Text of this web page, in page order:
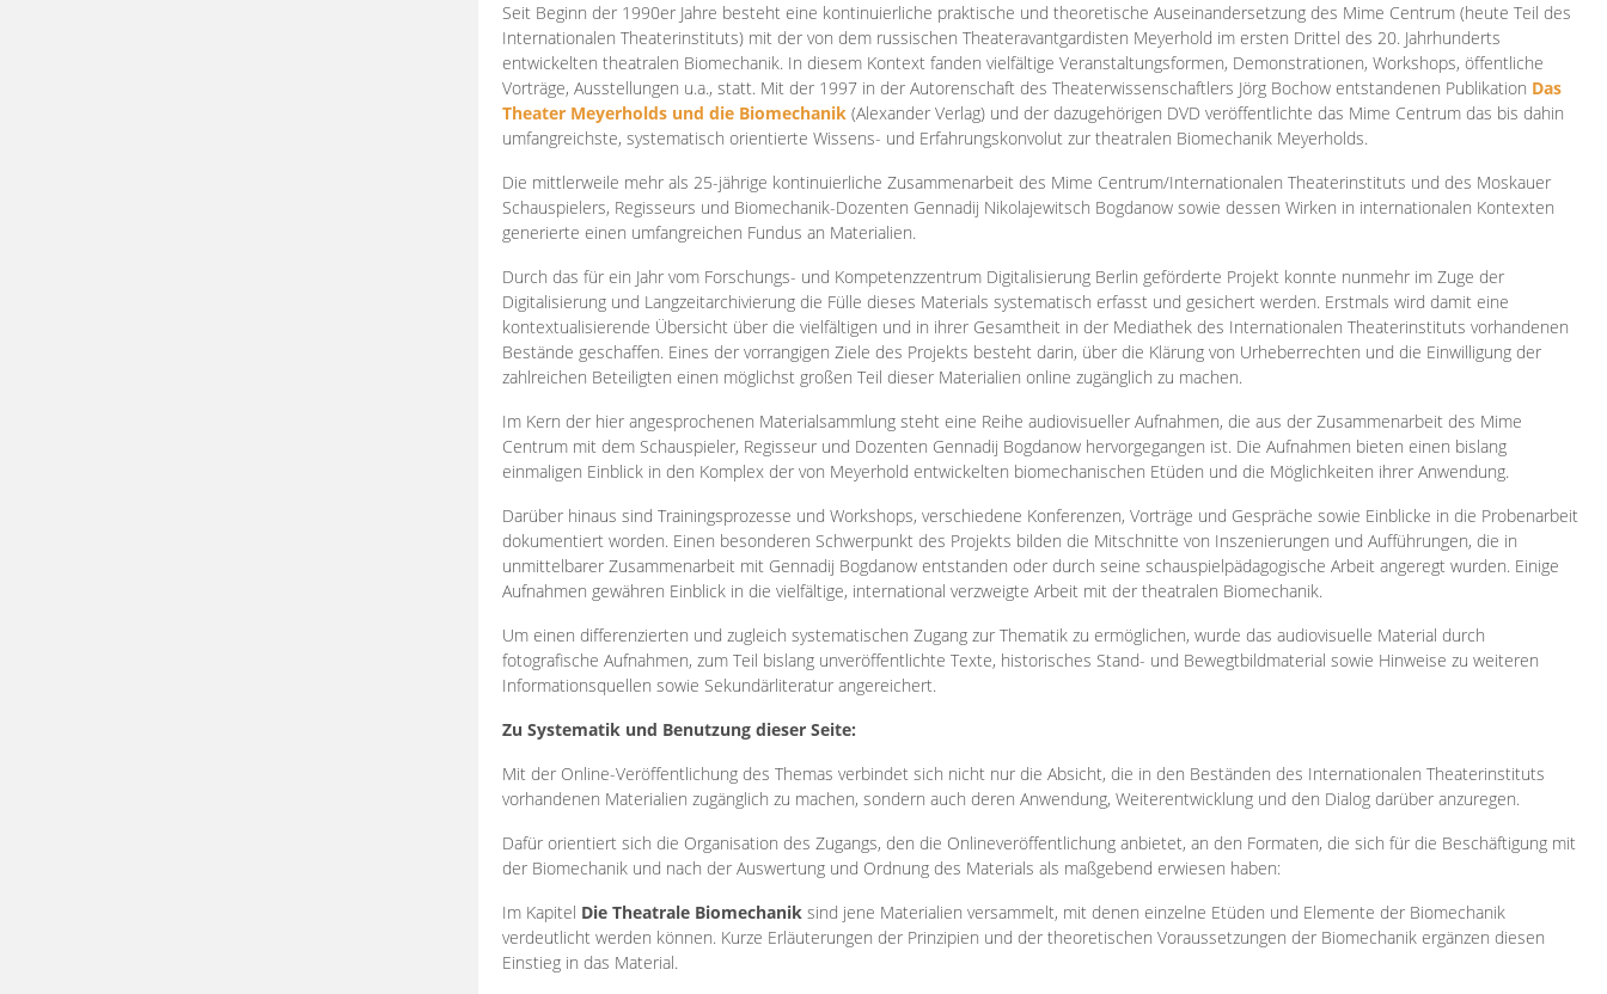
Seit Beginn der 1990er Jahre besteht eine kontinuierliche praktische und theoretische Auseinandersetzung des Mime Centrum (heute Teil des
Internationalen Theaterinstituts) mit der von dem russischen Theateravantgardisten Meyerhold im ersten Drittel des 20. Jahrhunderts
entwickelten theatralen Biomechanik. In diesem Kontext fanden vielfältige Veranstaltungsformen, Demonstrationen, Workshops, öffentliche
Vorträge, Ausstellungen u.a., statt. Mit der 1997 in der Autorenschaft des Theaterwissenschaftlers Jörg Bochow entstandenen Publikation Das
Theater Meyerholds und die Biomechanik (Alexander Verlag) und der dazugehörigen DVD veröffentlichte das Mime Centrum das bis dahin
umfangreichste, systematisch orientierte Wissens- und Erfahrungskonvolut zur theatralen Biomechanik Meyerholds.
Die mittlerweile mehr als 25-jährige kontinuierliche Zusammenarbeit des Mime Centrum/Internationalen Theaterinstituts und des Moskauer
Schauspielers, Regisseurs und Biomechanik-Dozenten Gennadij Nikolajewitsch Bogdanow sowie dessen Wirken in internationalen Kontexten
generierte einen umfangreichen Fundus an Materialien.
Durch das für ein Jahr vom Forschungs- und Kompetenzzentrum Digitalisierung Berlin geförderte Projekt konnte nunmehr im Zuge der
Digitalisierung und Langzeitarchivierung die Fülle dieses Materials systematisch erfasst und gesichert werden. Erstmals wird damit eine
kontextualisierende Übersicht über die vielfältigen und in ihrer Gesamtheit in der Mediathek des Internationalen Theaterinstituts vorhandenen
Bestände geschaffen. Eines der vorrangigen Ziele des Projekts besteht darin, über die Klärung von Urheberrechten und die Einwilligung der
zahlreichen Beteiligten einen möglichst großen Teil dieser Materialien online zugänglich zu machen.
Im Kern der hier angesprochenen Materialsammlung steht eine Reihe audiovisueller Aufnahmen, die aus der Zusammenarbeit des Mime
Centrum mit dem Schauspieler, Regisseur und Dozenten Gennadij Bogdanow hervorgegangen ist. Die Aufnahmen bieten einen bislang
einmaligen Einblick in den Komplex der von Meyerhold entwickelten biomechanischen Etüden und die Möglichkeiten ihrer Anwendung.
Darüber hinaus sind Trainingsprozesse und Workshops, verschiedene Konferenzen, Vorträge und Gespräche sowie Einblicke in die Probenarbeit
dokumentiert worden. Einen besonderen Schwerpunkt des Projekts bilden die Mitschnitte von Inszenierungen und Aufführungen, die in
unmittelbarer Zusammenarbeit mit Gennadij Bogdanow entstanden oder durch seine schauspielpädagogische Arbeit angeregt wurden. Einige
Aufnahmen gewähren Einblick in die vielfältige, international verzweigte Arbeit mit der theatralen Biomechanik.
Um einen differenzierten und zugleich systematischen Zugang zur Thematik zu ermöglichen, wurde das audiovisuelle Material durch
fotografische Aufnahmen, zum Teil bislang unveröffentlichte Texte, historisches Stand- und Bewegtbildmaterial sowie Hinweise zu weiteren
Informationsquellen sowie Sekundärliteratur angereichert.
Zu Systematik und Benutzung dieser Seite:
Mit der Online-Veröffentlichung des Themas verbindet sich nicht nur die Absicht, die in den Beständen des Internationalen Theaterinstituts
vorhandenen Materialien zugänglich zu machen, sondern auch deren Anwendung, Weiterentwicklung und den Dialog darüber anzuregen.
Dafür orientiert sich die Organisation des Zugangs, den die Onlineveröffentlichung anbietet, an den Formaten, die sich für die Beschäftigung mit
der Biomechanik und nach der Auswertung und Ordnung des Materials als maßgebend erwiesen haben:
Im Kapitel Die Theatrale Biomechanik sind jene Materialien versammelt, mit denen einzelne Etüden und Elemente der Biomechanik
verdeutlicht werden können. Kurze Erläuterungen der Prinzipien und der theoretischen Voraussetzungen der Biomechanik ergänzen diesen
Einstieg in das Material.